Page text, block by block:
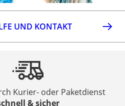
UND KONTAKT
Kurier- oder Paketdienst
& sicher